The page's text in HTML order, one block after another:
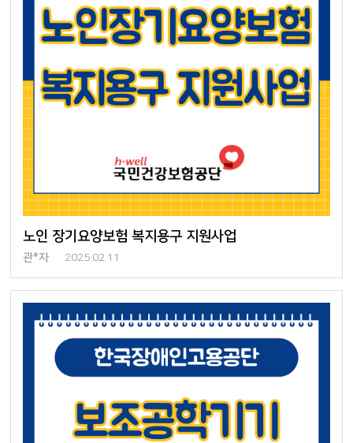
노인 장기요양보험 복지용구 지원사업
관*자 2025.02.11